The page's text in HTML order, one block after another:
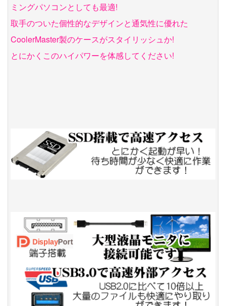
ミングパソコンとしても最適!
取手のついた個性的なデザインと通気性に優れた
CoolerMaster製のケースがスタイリッシュか!
とにかくこのハイパワーを体感してください!